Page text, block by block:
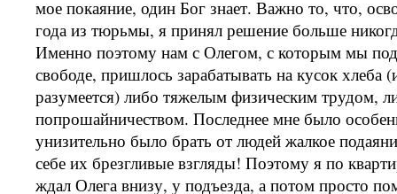
мое покаяние, один Бог знает. Важно то, что,
года из тюрьмы, я принял решение больше
Именно поэтому нам с Олегом, с которым мы
свободе, пришлось зарабатывать на кусок хлеба
разумеется) либо тяжелым физическим трудом,
попрошайничеством. Последнее мне было
унизительно было брать от людей жалкое
себе их брезгливые взгляды! Поэтому я по
ждал Олега внизу, у подъезда, а потом просто